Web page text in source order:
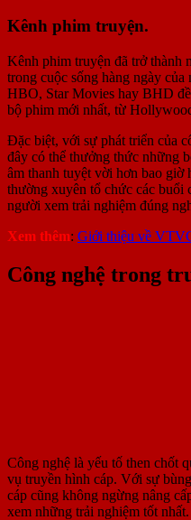
Kênh phim truyện.
Kênh phim truyện đã trở thành
trong cuộc sống hàng ngày
HBO, Star Movies hay BHD
bộ phim mới nhất, từ
Đặc biệt, với sự phát triển của
đây có thể thưởng thức những
âm thanh tuyệt vời hơn bao
thường xuyên tổ chức các buổi
người xem trải nghiệm đúng
Xem thêm: Giới thiệu về
Công nghệ trong
Công nghệ là yếu tố then chốt
vụ truyền hình cáp. Với sự
cáp cũng không ngừng nâng
xem những trải nghiệm tốt nhất.